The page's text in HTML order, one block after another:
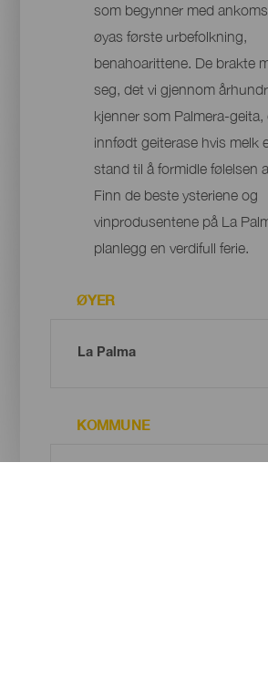
som begynner med
øyas første urbefolkning,
benahoarittene. De brakte
seg, det vi gjennom
kjenner som Palmera-geita,
innfødt geiterase hvis melk
stand til å formidle følelsen
Finn de beste ysteriene og
vinprodusentene på La
planlegg en verdifull ferie.
ØYER
KOMMUNE